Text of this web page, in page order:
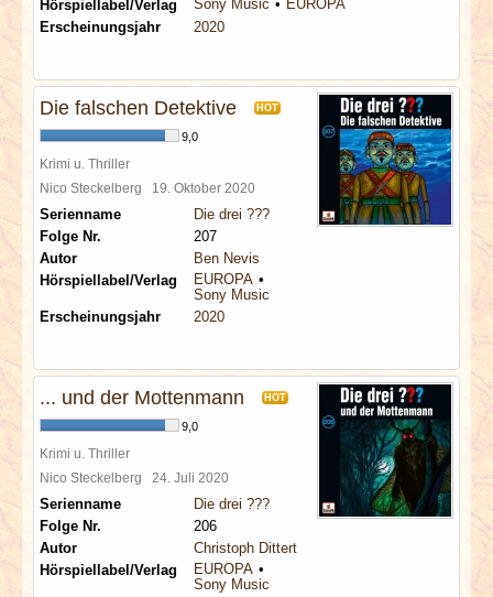
Hörspiellabel/Verlag Sony Music
EUROPA
Erscheinungsjahr
2020
Die falschen Detektive HOT
9,0
Krimi u. Thriller
Nico Steckelberg 19. Oktober 2020
Serienname
Die drei ???
Folge Nr.
207
Autor
Ben Nevis
Hörspiellabel/Verlag
EUROPA
Sony Music
Erscheinungsjahr
2020
... und der Mottenmann HOT
9,0
Krimi u. Thriller
Nico Steckelberg 24. Juli 2020
Serienname
Die drei ???
Folge Nr.
206
Autor
Christoph Dittert
Hörspiellabel/Verlag
EUROPA
Sony Music